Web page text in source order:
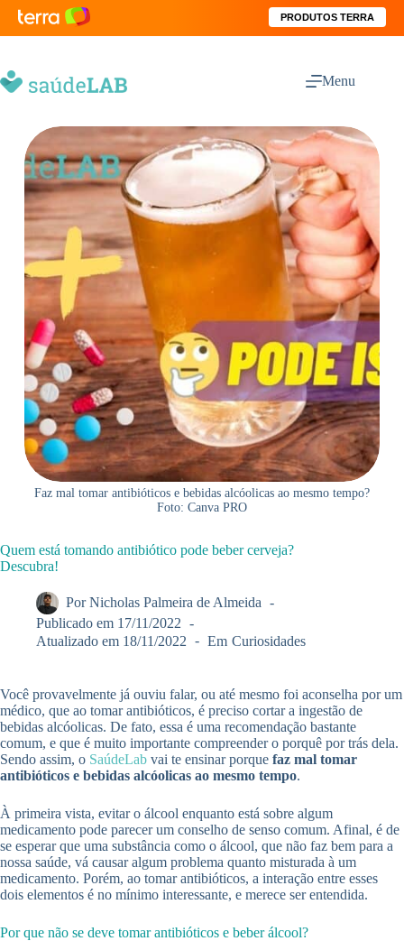
PRODUTOS TERRA
Menu
Faz mal tomar antibióticos e bebidas alcóolicas ao mesmo tempo?
Foto: Canva PRO
Quem está tomando antibiótico pode beber cerveja?
Descubra!
Por Nicholas Palmeira de Almeida
Publicado em 17/11/2022
Atualizado em 18/11/2022 Em Curiosidades
Você provavelmente já ouviu falar, ou até mesmo foi aconselha por um
médico, que ao tomar antibióticos, é preciso cortar a ingestão de
bebidas alcóolicas. De fato, essa é uma recomendação bastante
comum, e que é muito importante compreender o porquê por trás dela.
Sendo assim, o SaúdeLab vai te ensinar porque faz mal tomar
antibióticos e bebidas alcóolicas ao mesmo tempo.
À primeira vista, evitar o álcool enquanto está sobre algum
medicamento pode parecer um conselho de senso comum. Afinal, é de
se esperar que uma substância como o álcool, que não faz bem para a
nossa saúde, vá causar algum problema quanto misturada à um
medicamento. Porém, ao tomar antibióticos, a interação entre esses
dois elementos é no mínimo interessante, e merece ser entendida.
Por que não se deve tomar antibióticos e beber álcool?